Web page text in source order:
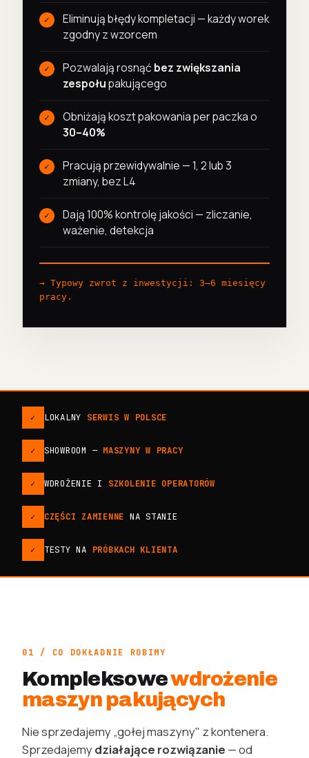
Eliminują błędy kompletacji — każdy worek
zgodny z wzorcem
Pozwalają rosnąć bez zwiększania
zespołupakującego
Obniżają koszt pakowania per paczka o
30–40%
Pracują przewidywalnie — 1, 2 lub 3
zmiany, bez L4
Dają 100% kontrolę jakości — zliczanie,
ważenie, detekcja
→ Typowy zwrot z inwestycji: 3–6 miesięcy
pracy.
✓ LOKALNY SERWIS W POLSCE
✓ SHOWROOM — MASZYNY W PRACY
✓ WDROŻENIE I SZKOLENIE OPERATORÓW
✓ CZĘŚCI ZAMIENNE NA STANIE
✓ TESTY NA PRÓBKACH KLIENTA
01 / CO DOKŁADNIE ROBIMY
Kompleksowewdrożenie
maszyn pakujących
Nie sprzedajemy „gołej maszyny" z kontenera.
Sprzedajemydziałające rozwiązanie — od